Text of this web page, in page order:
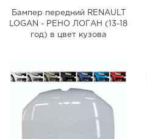
Бампер передний RENAULT
LOGAN - РЕНО ЛОГАН (13-18
год) в цвет кузова